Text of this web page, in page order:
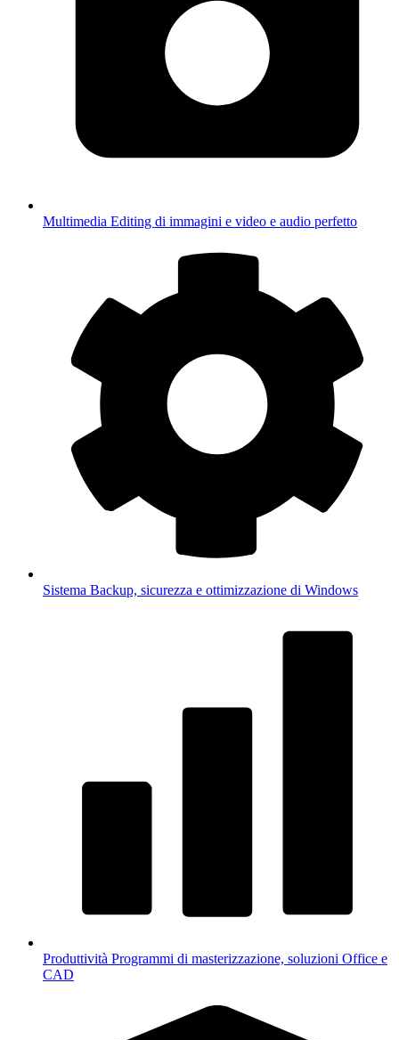
Multimedia Editing di immagini e video e audio perfetto
Sistema Backup, sicurezza e ottimizzazione di Windows
Produttività Programmi di masterizzazione, soluzioni Office e
CAD